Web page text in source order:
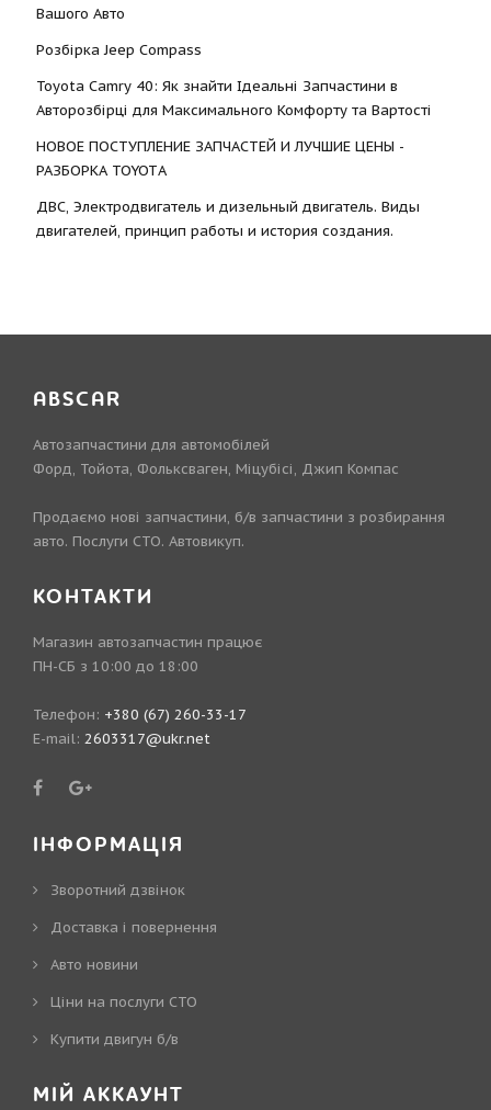
Вашого Авто
Розбірка Jeep Compass
Toyota Camry 40: Як знайти Ідеальні Запчастини в
Авторозбірці для Максимального Комфорту та Вартості
НОВОЕ ПОСТУПЛЕНИЕ ЗАПЧАСТЕЙ И ЛУЧШИЕ ЦЕНЫ -
РАЗБОРКА TOYOTА
ДВС, Электродвигатель и дизельный двигатель. Виды
двигателей, принцип работы и история создания.
ABSCAR
Автозапчастини для автомобілей
Форд, Тойота, Фольксваген, Міцубісі, Джип Компас
Продаємо нові запчастини, б/в запчастини з розбирання
авто. Послуги СТО. Автовикуп.
КОНТАКТИ
Магазин автозапчастин працює
ПН-СБ з 10:00 до 18:00
Телефон: +380 (67) 260-33-17
E-mail: 2603317@ukr.net
ІНФОРМАЦІЯ
Зворотний дзвінок
Доставка і повернення
Авто новини
Ціни на послуги СТО
Купити двигун б/в
МІЙ АККАУНТ